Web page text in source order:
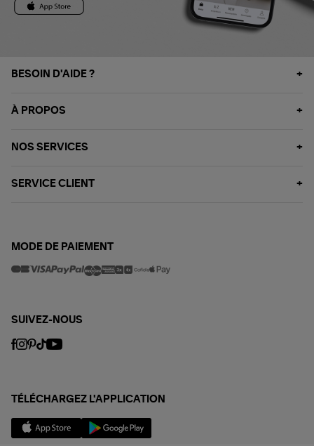
BESOIN D'AIDE ?
À PROPOS
NOS SERVICES
SERVICE CLIENT
MODE DE PAIEMENT
SUIVEZ-NOUS
TÉLÉCHARGEZ L'APPLICATION